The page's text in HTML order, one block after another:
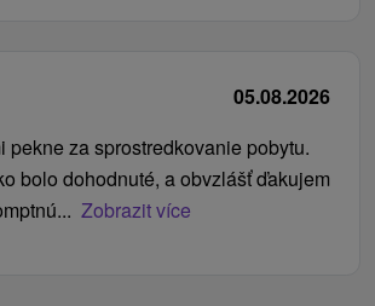
05.08.2026
pekne za sprostredkovanie pobytu.
bolo dohodnuté, a obvzlášť ďakujem
Zobrazit více